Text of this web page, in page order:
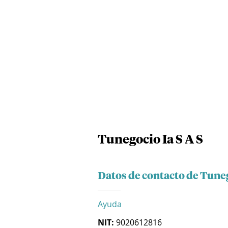
Tunegocio Ia S A S
Datos de contacto de
Ayuda
NIT: 9020612816